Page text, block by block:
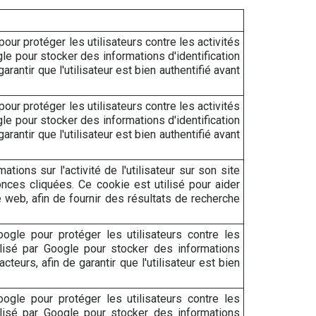
protéger les utilisateurs contre les activités
pour stocker des informations d'identification
que l'utilisateur est bien authentifié avant
protéger les utilisateurs contre les activités
pour stocker des informations d'identification
que l'utilisateur est bien authentifié avant
sur l'activité de l'utilisateur sur son site
cliquées. Ce cookie est utilisé pour aider
afin de fournir des résultats de recherche
pour protéger les utilisateurs contre les
par Google pour stocker des informations
afin de garantir que l'utilisateur est bien
pour protéger les utilisateurs contre les
par Google pour stocker des informations